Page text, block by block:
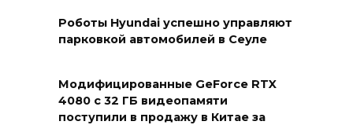
Роботы Hyundai успешно управляют
парковкой автомобилей в Сеуле
Модифицированные GeForce RTX
4080 с 32 ГБ видеопамяти
поступили в продажу в Китае за